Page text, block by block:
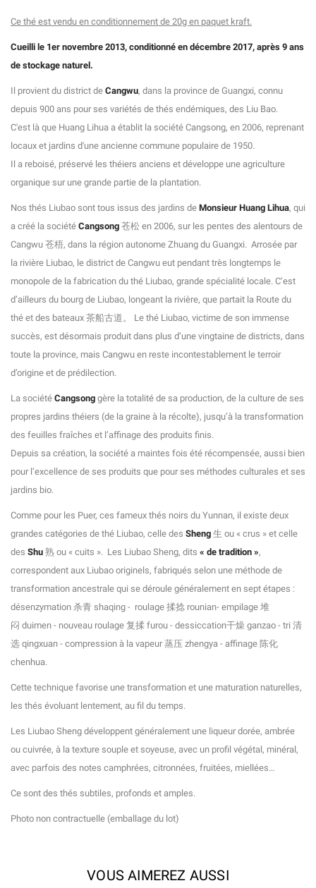
Ce thé est vendu en conditionnement de 20g en paquet kraft.
Cueilli le 1er novembre 2013, conditionné en décembre 2017, après 9 ans
de stockage naturel.
Il provient du district de Cangwu, dans la province de Guangxi, connu
depuis 900 ans pour ses variétés de thés endémiques, des Liu Bao.
C'est là que Huang Lihua a établit la société Cangsong, en 2006, reprenant
locaux et jardins d'une ancienne commune populaire de 1950.
Il a reboisé, préservé les théiers anciens et développe une agriculture
organique sur une grande partie de la plantation.
Nos thés Liubao sont tous issus des jardins de Monsieur Huang Lihua, qui
a créé la société Cangsong 苍松 en 2006, sur les pentes des alentours de
Cangwu 苍梧, dans la région autonome Zhuang du Guangxi. Arrosée par
la rivière Liubao, le district de Cangwu eut pendant très longtemps le
monopole de la fabrication du thé Liubao, grande spécialité locale. C’est
d’ailleurs du bourg de Liubao, longeant la rivière, que partait la Route du
thé et des bateaux 茶船古道。 Le thé Liubao, victime de son immense
succès, est désormais produit dans plus d’une vingtaine de districts, dans
toute la province, mais Cangwu en reste incontestablement le terroir
d’origine et de prédilection.
La société Cangsong gère la totalité de sa production, de la culture de ses
propres jardins théiers (de la graine à la récolte), jusqu’à la transformation
des feuilles fraîches et l’affinage des produits finis.
Depuis sa création, la société a maintes fois été récompensée, aussi bien
pour l’excellence de ses produits que pour ses méthodes culturales et ses
jardins bio.
Comme pour les Puer, ces fameux thés noirs du Yunnan, il existe deux
grandes catégories de thé Liubao, celle des Sheng 生 ou « crus » et celle
des Shu 熟 ou « cuits ». Les Liubao Sheng, dits « de tradition »,
correspondent aux Liubao originels, fabriqués selon une méthode de
transformation ancestrale qui se déroule généralement en sept étapes :
désenzymation 杀青 shaqing - roulage 揉捻 rounian- empilage 堆
闷 duimen - nouveau roulage 复揉 furou - dessiccation干燥 ganzao - tri 清
选 qingxuan - compression à la vapeur蒸压 zhengya - affinage 陈化
chenhua.
Cette technique favorise une transformation et une maturation naturelles,
les thés évoluant lentement, au fil du temps.
Les Liubao Sheng développent généralement une liqueur dorée, ambrée
ou cuivrée, à la texture souple et soyeuse, avec un profil végétal, minéral,
avec parfois des notes camphrées, citronnées, fruitées, miellées…
Ce sont des thés subtiles, profonds et amples.
Photo non contractuelle (emballage du lot)
VOUS AIMEREZ AUSSI